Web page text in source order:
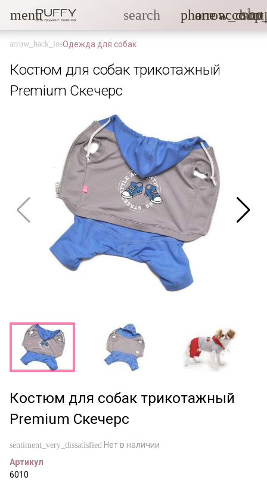
menu search phone
Одежда для собак
Костюм для собак трикотажный
Premium Скечерс
Костюм для собак трикотажный
Premium Скечерс
sentiment_very_dissatisfied Нет в наличии
Артикул
6010